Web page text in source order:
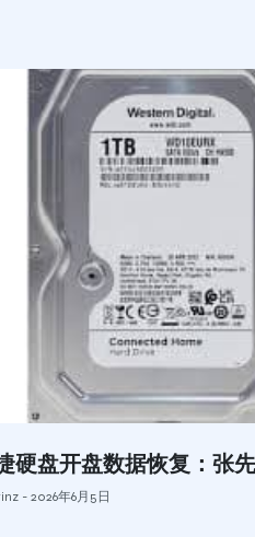
硬盘开盘数据恢复：张
2026年6月5日